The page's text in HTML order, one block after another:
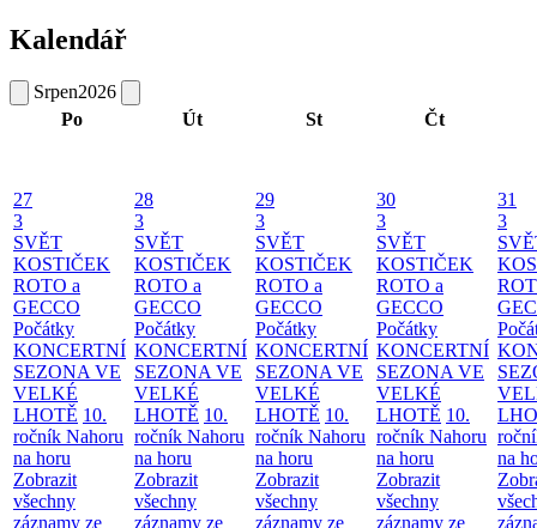
Kalendář
Srpen2026
Po
Út St Čt
27
3
SVĚT
KOSTIČEK
ROTO a
GECCO
Počátky
KONCERTNÍ
SEZONA VE
VELKÉ
LHOTĚ 10.
ročník Nahoru
na horu
Zobrazit
všechny
záznamy ze
28
3
SVĚT
KOSTIČEK
ROTO a
GECCO
Počátky
KONCERTNÍ
SEZONA VE
VELKÉ
LHOTĚ 10.
ročník Nahoru
na horu
Zobrazit
všechny
záznamy ze
29
3
SVĚT
KOSTIČEK
ROTO a
GECCO
Počátky
KONCERTNÍ
SEZONA VE
VELKÉ
LHOTĚ 10.
ročník Nahoru
na horu
Zobrazit
všechny
záznamy ze
30
3
SVĚT
KOSTIČEK
ROTO a
GECCO
Počátky
KONCERTNÍ
SEZONA VE
VELKÉ
LHOTĚ 10.
ročník Nahoru
na horu
Zobrazit
všechny
záznamy ze
31
3
na